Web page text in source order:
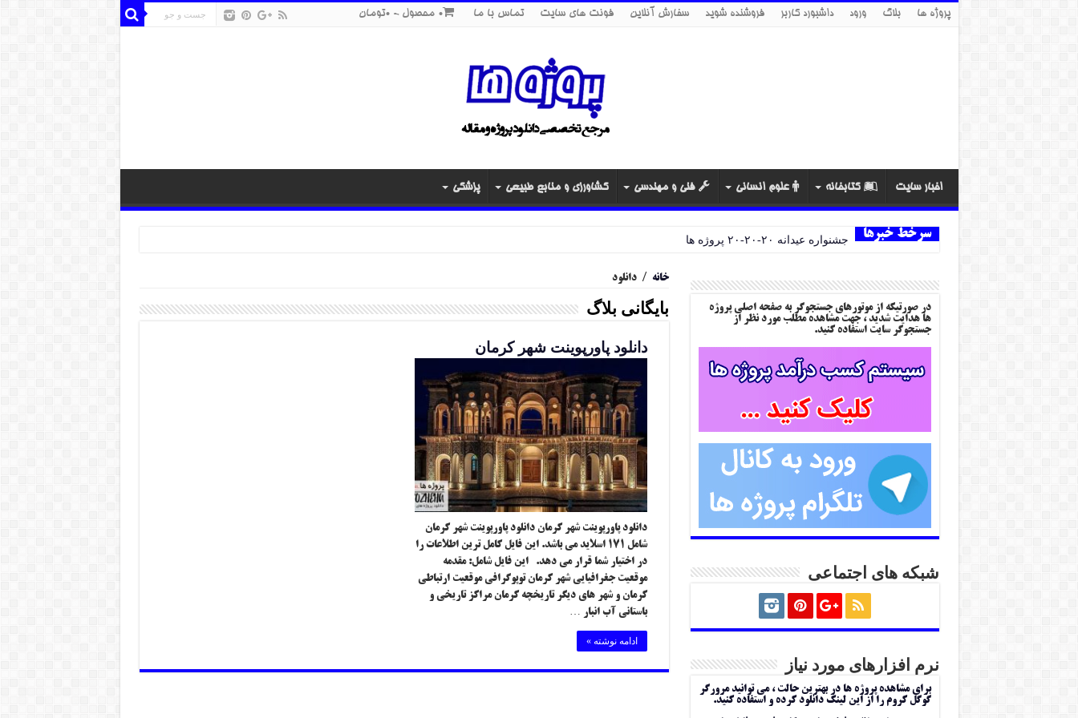
پروژه ها بلاگ ورود داشبورد کاربر فروشنده شوید سفارش آنلاین فونت های سایت تماس با ما 0 محصول 0تومان
اخبار سایت کتابخانه علوم انسانی فنی و مهندسی کشاورزی و منابع طبیعی پزشکی
سرخط خبرها جشنواره عیدانه ۲۰-۲۰-۲۰ پروژه ها
خانه / دانلود
بایگانی بلاگ
دانلود پاورپوینت شهر کرمان
دانلود پاورپوینت شهر کرمان دانلود پاورپوینت شهر کرمان
شامل ۱۷۱ اسلاید می باشد. این فایل کامل ترین اطلاعات را
در اختیار شما قرار می دهد. این فایل شامل: مقدمه
موقعیت جغرافیایی شهر کرمان توپوگرافی موقعیت ارتباطی
کرمان و شهر های دیگر تاریخچه کرمان مراکز تاریخی و
باستانی آب انبار …
ادامه نوشته »
در صورتیکه از موتورهای جستجوگر به صفحه اصلی پروژه
ها هدایت شدید ، جهت مشاهده مطلب مورد نظر از
جستجوگر سایت استفاده کنید.
شبکه های اجتماعی
نرم افزارهای مورد نیاز
برای مشاهده پروژه ها در بهترین حالت ، می توانید مرورگر
گوگل کروم را از این لینک دانلود کرده و استفاده کنید.